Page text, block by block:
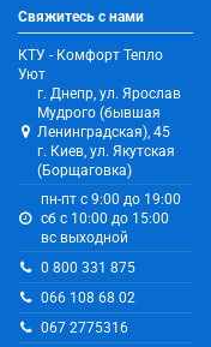
Свяжитесь с нами
КТУ - Комфорт Тепло
Уют
г. Днепр, ул. Ярослав
Мудрого (бывшая
Ленинградская), 45
г. Киев, ул. Якутская
(Борщаговка)
пн-пт с 9:00 до 19:00
сб с 10:00 до 15:00
вс выходной
0 800 331 875
066 108 68 02
067 2775316